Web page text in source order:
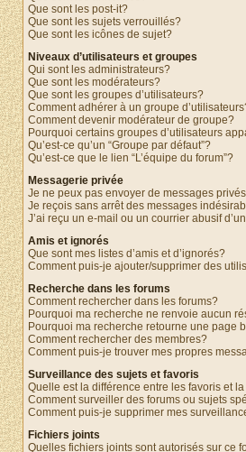
Que sont les post-it?
Que sont les sujets verrouillés?
Que sont les icônes de sujet?
Niveaux d’utilisateurs et groupes
Qui sont les administrateurs?
Que sont les modérateurs?
Que sont les groupes d’utilisateurs?
Comment adhérer à un groupe
Comment devenir modérateur de groupe?
Pourquoi certains groupes d’utilisateurs
Qu’est-ce qu’un “Groupe par défaut”?
Qu’est-ce que le lien “L’équipe du forum”?
Messagerie privée
Je ne peux pas envoyer de messages
Je reçois sans arrêt des messages
J’ai reçu un e-mail ou un courrier abusif
Amis et ignorés
Que sont mes listes d’amis et d’ignorés?
Comment puis-je ajouter/supprimer des
Recherche dans les forums
Comment rechercher dans les forums?
Pourquoi ma recherche ne renvoie aucun
Pourquoi ma recherche retourne une page
Comment rechercher des membres?
Comment puis-je trouver mes propres
Surveillance des sujets et favoris
Quelle est la différence entre les favoris et
Comment surveiller des forums ou sujets
Comment puis-je supprimer mes
Fichiers joints
Quelles fichiers joints sont autorisés sur ce